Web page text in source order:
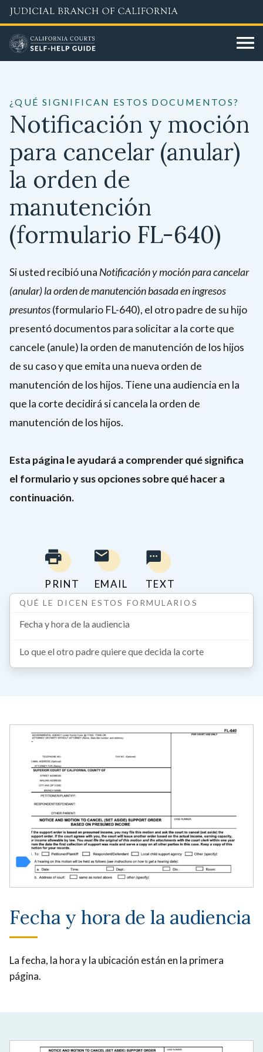
Skip
to
main
content
¿QUÉ SIGNIFICAN ESTOS DOCUMENTOS?
Notificación y moción
para cancelar (anular)
la orden de
manutención
(formulario FL-640)
Si usted recibió una Notificación y moción para cancelar
(anular) la orden de manutención basada en ingresos
presuntos(formulario FL-640), el otro padre de su hijo
presentó documentos para solicitar a la corte que
cancele (anule) la orden de manutención de los hijos
de su caso y que emita una nueva orden de
manutención de los hijos. Tiene una audiencia en la
que la corte decidirá si cancela la orden de
manutención de los hijos.
Esta página le ayudará a comprender qué significa
el formulario y sus opciones sobre qué hacer a
continuación.
PRINT EMAIL TEXT
QUÉ LE DICEN ESTOS FORMULARIOS
Fecha y hora de la audiencia
Lo que el otro padre quiere que decida la corte
Fecha y hora de la audiencia
La fecha, la hora y la ubicación están en la primera
página.